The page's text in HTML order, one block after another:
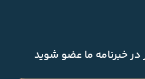
در خبرنامه ما عضو شوید